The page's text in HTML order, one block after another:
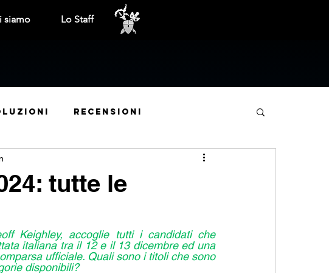
siamo Lo Staff
Recensioni
mensili Cinema e TV
Indie World Anteprime Libri
tutte le
Keighley, accoglie tutti i candidati che
italiana tra il 12 e il 13 dicembre ed una
ufficiale. Quali sono i titoli che sono
disponibili?